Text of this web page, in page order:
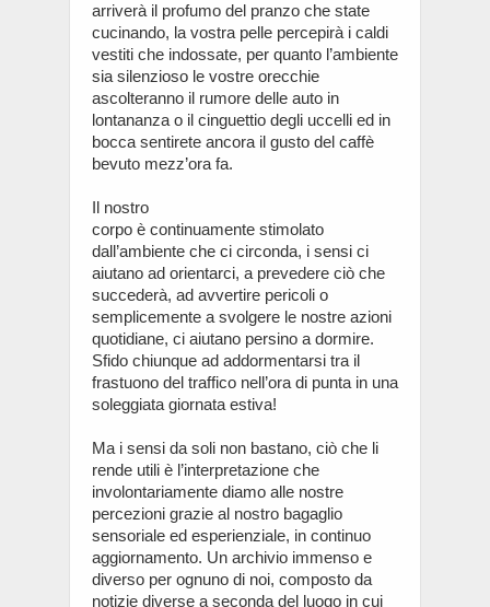
arriverà il profumo del pranzo che state
cucinando, la vostra pelle percepirà i caldi
vestiti che indossate, per quanto l’ambiente
sia silenzioso le vostre orecchie
ascolteranno il rumore delle auto in
lontananza o il cinguettio degli uccelli ed in
bocca sentirete ancora il gusto del caffè
bevuto mezz’ora fa.
Il nostro
corpo è continuamente stimolato
dall’ambiente che ci circonda, i sensi ci
aiutano ad orientarci, a prevedere ciò che
succederà, ad avvertire pericoli o
semplicemente a svolgere le nostre azioni
quotidiane, ci aiutano persino a dormire.
Sfido chiunque ad addormentarsi tra il
frastuono del traffico nell’ora di punta in una
soleggiata giornata estiva!
Ma i sensi da soli non bastano, ciò che li
rende utili è l’interpretazione che
involontariamente diamo alle nostre
percezioni grazie al nostro bagaglio
sensoriale ed esperienziale, in continuo
aggiornamento. Un archivio immenso e
diverso per ognuno di noi, composto da
notizie diverse a seconda del luogo in cui